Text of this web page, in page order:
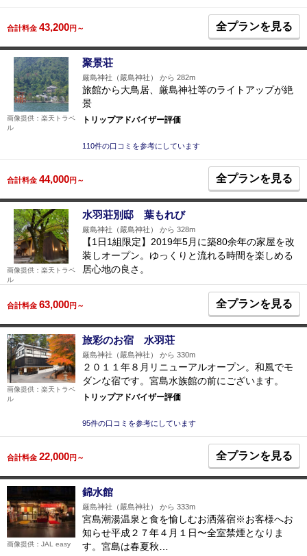
合計料金 43,200円～ 全プランを見る
聚景荘
厳島神社（嚴島神社） から 282m
旅館から大鳥居、厳島神社等のライトアップが絶
景
トリップアドバイザー評価
110件の口コミを参考にしています
画像提供：楽天トラベ
ル
合計料金 44,000円～ 全プランを見る
水羽荘別邸 葉もれび
厳島神社（嚴島神社） から 328m
【1日1組限定】2019年5月に築80余年の家屋を改
装しオープン。ゆっくりと流れる時間を楽しめる
居心地の良さ。
画像提供：楽天トラベ
ル
合計料金 63,000円～ 全プランを見る
旅彩のお宿 水羽荘
厳島神社（嚴島神社） から 330m
２０１１年８月リニューアルオープン。和風でモ
ダンな宿です。宮島水族館の前にございます。
トリップアドバイザー評価
95件の口コミを参考にしています
画像提供：楽天トラベ
ル
合計料金 22,000円～ 全プランを見る
錦水館
厳島神社（嚴島神社） から 333m
宮島潮湯温泉と食を愉しむお洒落宿※お客様へお
知らせ平成２７年４月１日〜全室禁煙となりま
す。宮島は春夏秋…
画像提供：JAL easy